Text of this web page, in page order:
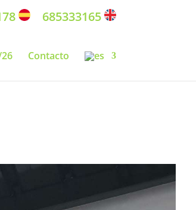
685333165
Contacto